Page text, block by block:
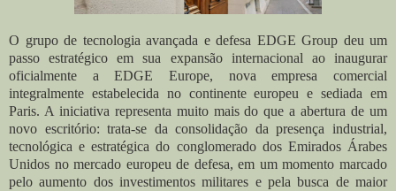
O grupo de tecnologia avançada e defesa EDGE Group deu um
passo estratégico em sua expansão internacional ao inaugurar
oficialmente a EDGE Europe, nova empresa comercial
integralmente estabelecida no continente europeu e sediada em
Paris. A iniciativa representa muito mais do que a abertura de um
novo escritório: trata-se da consolidação da presença industrial,
tecnológica e estratégica do conglomerado dos Emirados Árabes
Unidos no mercado europeu de defesa, em um momento marcado
pelo aumento dos investimentos militares e pela busca de maior